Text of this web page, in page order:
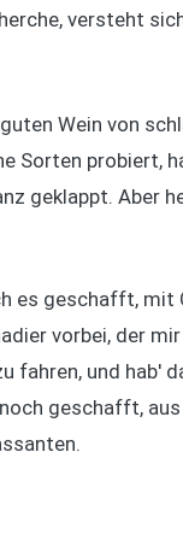
versteht
Wein von
Sorten probiert,
geklappt. Aber
es geschafft, mit
vorbei, der
fahren, und hab'
geschafft,